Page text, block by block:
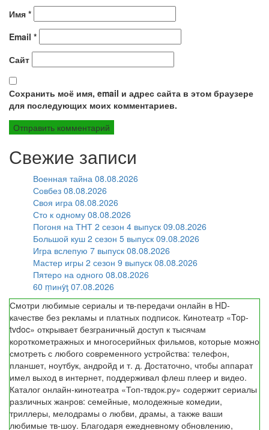
Имя *
Email *
Сайт
Сохранить моё имя, email и адрес сайта в этом браузере
для последующих моих комментариев.
Свежие записи
Военная тайна 08.08.2026
Совбез 08.08.2026
Своя игра 08.08.2026
Сто к одному 08.08.2026
Погоня на ТНТ 2 сезон 4 выпуск 09.08.2026
Большой куш 2 сезон 5 выпуск 09.08.2026
Игра вслепую 7 выпуск 08.08.2026
Мастер игры 2 сезон 9 выпуск 08.08.2026
Пятеро на одного 08.08.2026
60 ṃинẏƫ 07.08.2026
Смотри любимые сериалы и тв-передачи онлайн в HD-
качестве без рекламы и платных подписок. Кинотеатр «Top-
tvdoc» открывает безграничный доступ к тысячам
короткометражных и многосерийных фильмов, которые можно
смотреть с любого современного устройства: телефон,
планшет, ноутбук, андройд и т. д. Достаточно, чтобы аппарат
имел выход в интернет, поддерживал флеш плеер и видео.
Каталог онлайн-кинотеатра «Топ-твдок.ру» содержит сериалы
различных жанров: семейные, молодежные комедии,
триллеры, мелодрамы о любви, драмы, а также ваши
любимые тв-шоу. Благодаря ежедневному обновлению,